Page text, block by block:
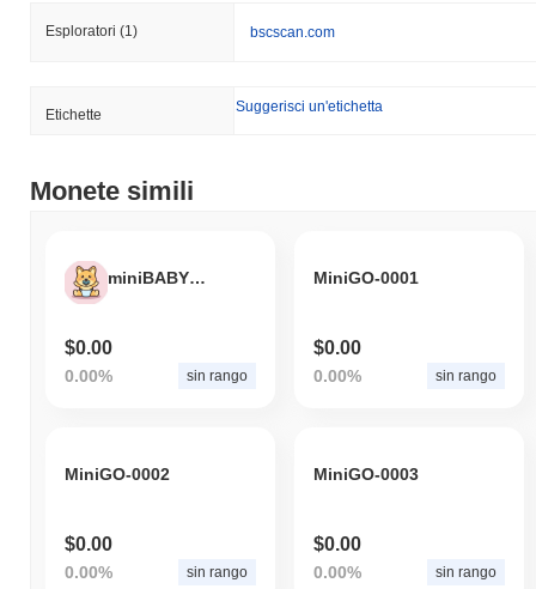
Esploratori (1) bscscan.com
Etichette Suggerisci un'etichetta
Monete simili
miniBABYDOGE
$0.00
0.00% sin rango
MiniGO-0001
$0.00
0.00% sin rango
MiniGO-0002
$0.00
0.00% sin rango
MiniGO-0003
$0.00
0.00% sin rango